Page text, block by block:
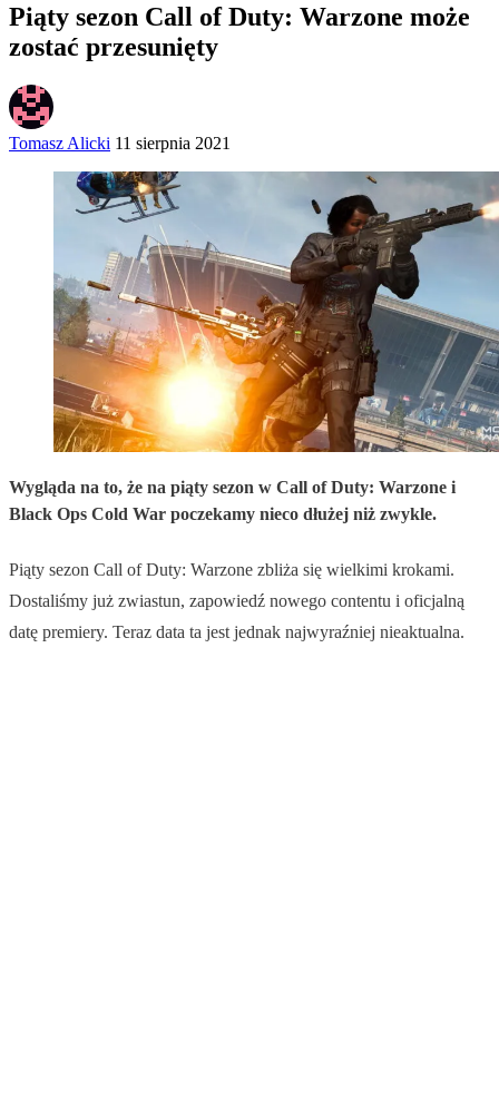
Piąty sezon Call of Duty: Warzone może
zostać przesunięty
Tomasz Alicki 11 sierpnia 2021
Wygląda na to, że na piąty sezon w Call of Duty: Warzone i
Black Ops Cold War poczekamy nieco dłużej niż zwykle.
Piąty sezon Call of Duty: Warzone zbliża się wielkimi krokami.
Dostaliśmy już zwiastun, zapowiedź nowego contentu i oficjalną
datę premiery. Teraz data ta jest jednak najwyraźniej nieaktualna.